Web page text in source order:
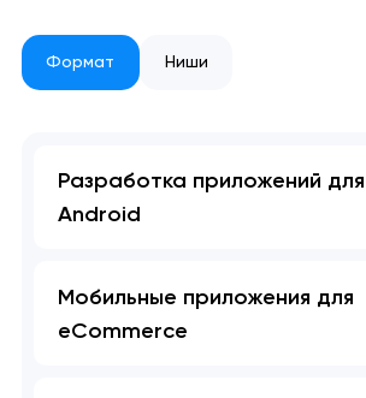
Формат Ниши
Разработка приложений для
Android
Мобильные приложения для
eCommerce